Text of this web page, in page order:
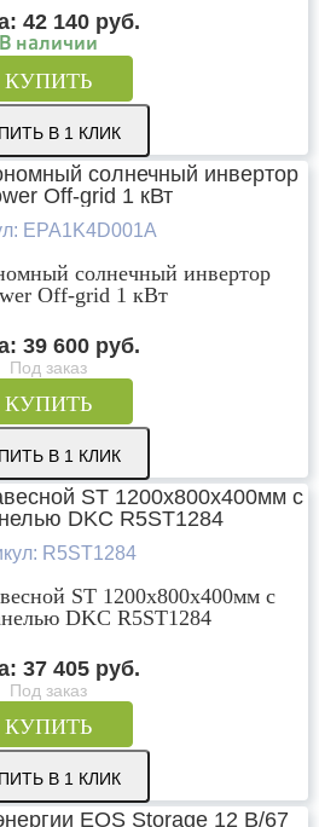
42 140 руб.
В наличии
КУПИТЬ
В 1 КЛИК
EPA1K4D001A
солнечный инвертор
Off-grid 1 кВт
39 600 руб.
Под заказ
КУПИТЬ
В 1 КЛИК
R5ST1284
ST 1200х800х400мм с
DKC R5ST1284
37 405 руб.
Под заказ
КУПИТЬ
В 1 КЛИК